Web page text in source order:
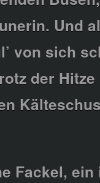
Und
von sich
der Hitze
Fackel, ein